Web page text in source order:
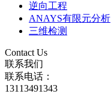
逆向工程
ANAYS有限元分析
三维检测
Contact Us
联系我们
联系电话：
13113491343